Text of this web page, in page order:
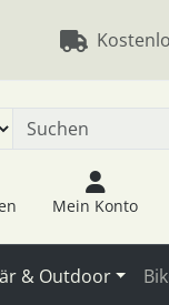
Mein Konto
& Outdoor